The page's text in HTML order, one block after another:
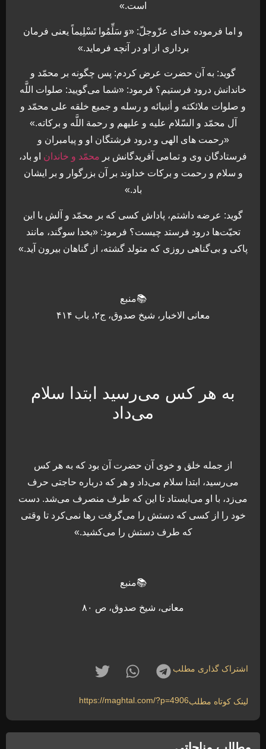
است.»
و اما فرموده خداى عزّوجلّ: «وَ سَلِّمُوا تَسْلِيماً يعنى فرمان
بردارى از او در آنچه فرمايد.»
گويد: به آن حضرت عرض كردم: پس چگونه بر محمّد و
خاندانش درود فرستيم؟ فرمود: «شما مى‌گویيد: صلوات اللَّه
و صلوات ملائكته و أنبيائه و رسله و جميع خلقه على محمّد و
آل محمّد و السّلام عليه و عليهم و رحمة اللَّه و بركاته.»
«رحمت هاى الهى و درود فرشتگان او و پيامبران و
فرستادگان وى و تمامى آفريدگانش بر محمّد و خاندان او باد،
و سلام و رحمت و بركات خداوند بر آن بزرگوار و بر ايشان
باد.»
گويد: عرضه داشتم، پاداش كسى كه بر محمّد و آلش با اين
تحيّت‌ها درود فرستد چيست؟ فرمود: «بخدا سوگند، مانند
پاكى و بی‌گناهى روزى كه متولد گشته، از گناهان بيرون آيد.»
📚منبع
معانی الاخبار، شیخ صدوق، ج۲، باب ۴۱۴
به هر کس می‌رسید ابتدا سلام
می‌داد
از جمله خلق و خوی آن حضرت آن بود كه به هر كس
می‌رسيد، ابتدا سلام می‌داد و هر كه درباره حاجتی حرف
می‌زد، با او می‌ايستاد تا اين كه طرف منصرف می‌شد. دست
خود را از كسی كه دستش را می‌گرفت رها نمی‌كرد تا وقتی
كه طرف دستش را می‌كشيد.»
📚منبع
معانی، شیخ صدوق، ص ۸۰
اشتراک گذاری مطلب
لینک کوتاه مطلبhttps://maghtal.com/?p=4906